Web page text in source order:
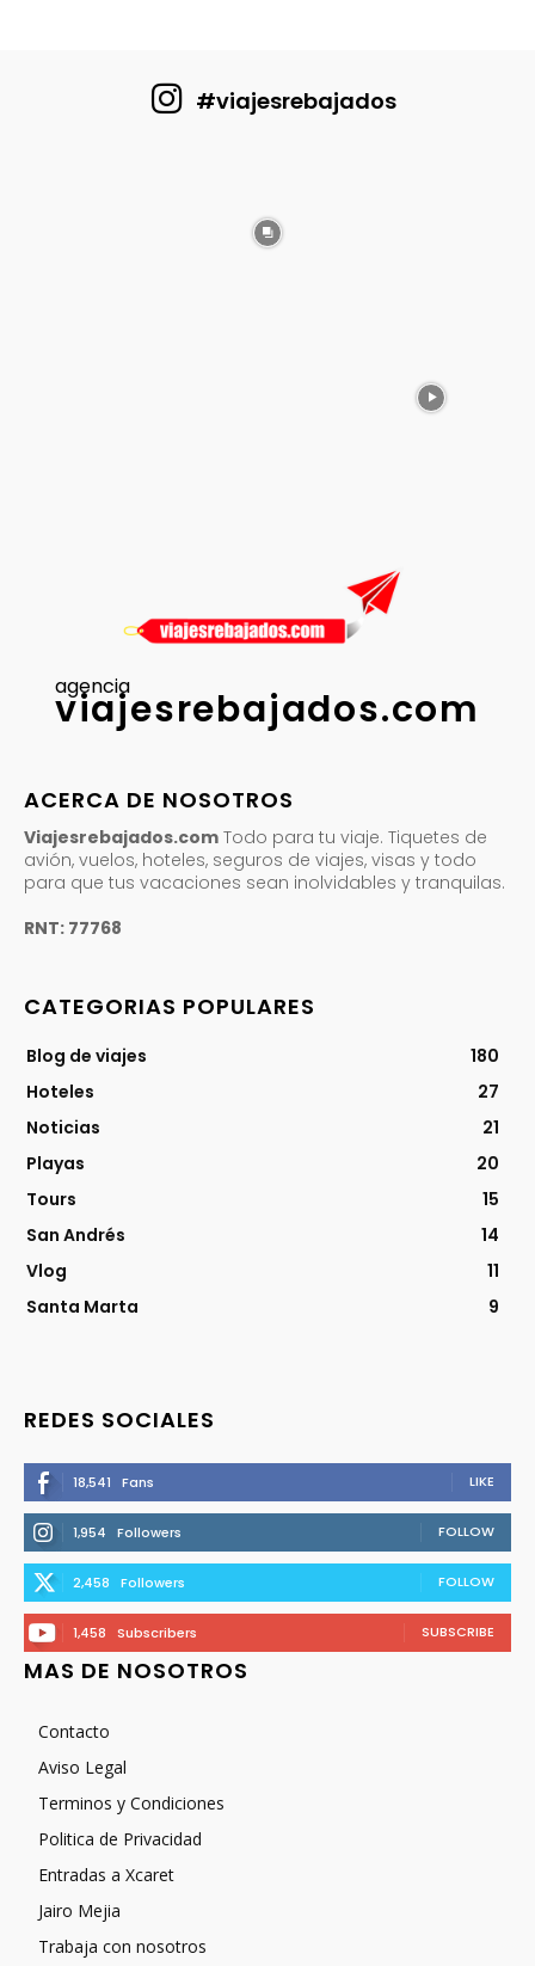
#viajesrebajados
agencia
viajesrebajados.com
ACERCA DE NOSOTROS
Viajesrebajados.com Todo para tu viaje. Tiquetes de
avión, vuelos, hoteles, seguros de viajes, visas y todo
para que tus vacaciones sean inolvidables y tranquilas.
RNT: 77768
CATEGORIAS POPULARES
Blog de viajes
180
Hoteles
27
Noticias
21
Playas
20
Tours
15
San Andrés
14
Vlog
11
Santa Marta
9
REDES SOCIALES
18,541 Fans LIKE
1,954 Followers FOLLOW
2,458 Followers FOLLOW
1,458 Subscribers SUBSCRIBE
MAS DE NOSOTROS
Contacto
Aviso Legal
Terminos y Condiciones
Politica de Privacidad
Entradas a Xcaret
Jairo Mejia
Trabaja con nosotros